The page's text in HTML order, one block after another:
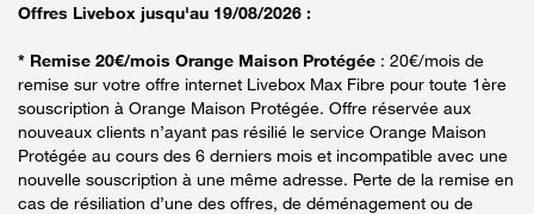
Offres Livebox jusqu'au 19/08/2026 :
* Remise 20€/mois Orange Maison Protégée : 20€/mois de
remise sur votre offre internet Livebox Max Fibre pour toute 1ère
souscription à Orange Maison Protégée. Offre réservée aux
nouveaux clients n’ayant pas résilié le service Orange Maison
Protégée au cours des 6 derniers mois et incompatible avec une
nouvelle souscription à une même adresse. Perte de la remise en
cas de résiliation d’une des offres, de déménagement ou de